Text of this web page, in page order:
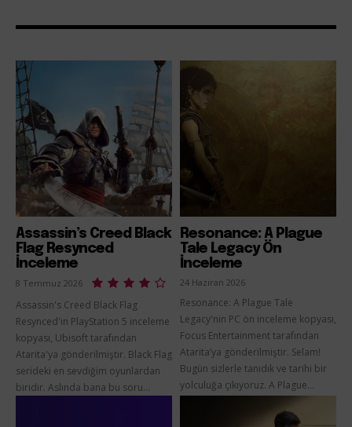
Assassin’s Creed Black
Flag Resynced
İnceleme
8 Temmuz 2026
Assassin's Creed Black Flag
Resynced'in PlayStation 5 inceleme
kopyası, Ubisoft tarafından
Atarita'ya gönderilmiştir. Black Flag
serideki en sevdiğim oyunlardan
biridir. Aslında bana bu soru...
Resonance: A Plague
Tale Legacy Ön
İnceleme
24 Haziran 2026
Resonance: A Plague Tale
Legacy'nin PC ön inceleme kopyası,
Focus Entertainment tarafından
Atarita’ya gönderilmiştir. Selam!
Bugün sizlerle tanıdık ve tarihi bir
yolculuğa çıkıyoruz. A Plague...